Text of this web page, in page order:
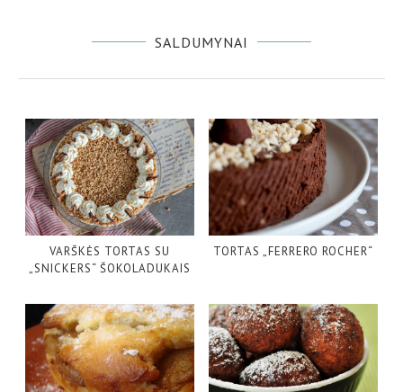
SALDUMYNAI
VARŠKĖS TORTAS SU
„SNICKERS“ ŠOKOLADUKAIS
TORTAS „FERRERO ROCHER“